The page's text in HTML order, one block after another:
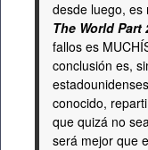
desde luego, es
The World Part
fallos es
conclusión es,
conocido,
que quizá no
será mejor que